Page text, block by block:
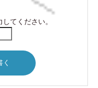
てください。